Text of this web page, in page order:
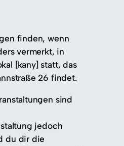
finden, wenn
vermerkt, in
[kany] statt, das
26 findet.
sind
jedoch
du dir die